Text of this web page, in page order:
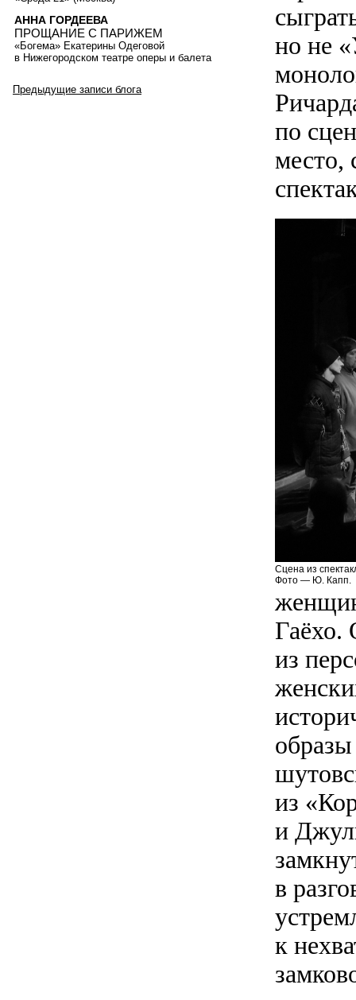
но не
по
место,
Сцена из
Фото — Ю. Капп.
Гаёхо.
из
из
и
в
к
АННА ГОРДЕЕВА
ПРОЩАНИЕ С ПАРИЖЕМ
«Богема» Екатерины Одеговой
в Нижегородском театре оперы и балета
Предыдущие записи блога